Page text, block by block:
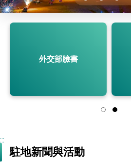
總統接受「法新社」（
外交部長林佳龍於《外
「見證蛻變，分享世界的
位轉 型迎向下個50年
總統主持「台美經濟繁
述印太安全局勢，籲深
成「臺美對等貿易協定」
外交部臉書
:::
駐地新聞與活動